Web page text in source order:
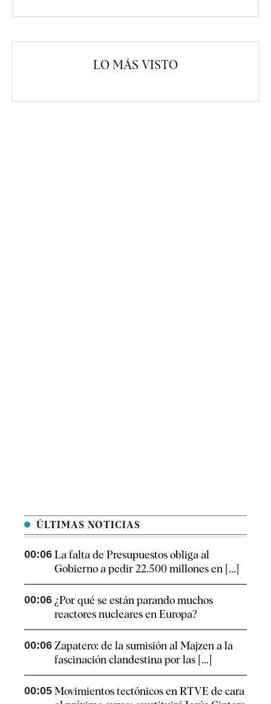
LO MÁS VISTO
ÚLTIMAS NOTICIAS
00:06 La falta de Presupuestos obliga al
Gobierno a pedir 22.500 millones en [...]
00:06 ¿Por qué se están parando muchos
reactores nucleares en Europa?
00:06 Zapatero: de la sumisión al Majzen a la
fascinación clandestina por las [...]
00:05 Movimientos tectónicos en RTVE de cara